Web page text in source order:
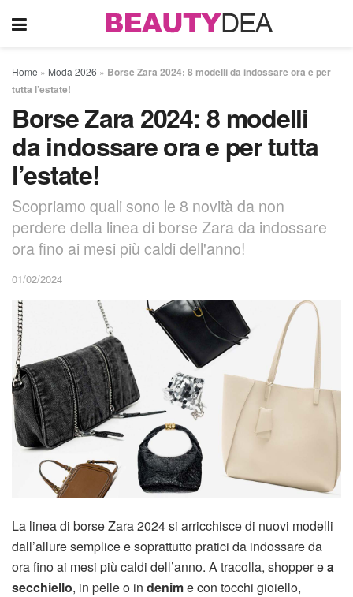
Home » Moda 2026 » Borse Zara 2024: 8 modelli da indossare ora e per
tutta l’estate!
Borse Zara 2024: 8 modelli
da indossare ora e per tutta
l’estate!
Scopriamo quali sono le 8 novità da non
perdere della linea di borse Zara da indossare
ora fino ai mesi più caldi dell'anno!
01/02/2024
La linea di borse Zara 2024 si arricchisce di nuovi modelli
dall’allure semplice e soprattutto pratici da indossare da
ora fino ai mesi più caldi dell’anno. A tracolla, shopper ea
secchiello, in pelle o in denime con tocchi gioiello,